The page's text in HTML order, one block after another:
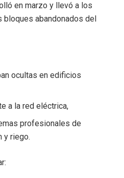
en marzo y llevó a los
bloques abandonados del
ocultas en edificios
a la red eléctrica,
profesionales de
y riego.